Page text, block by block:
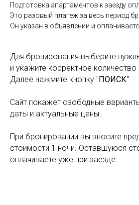
Подготовка апартаментов к заезду
Это разовый платеж за весь период
Он указан в объявлении и
Для бронирования выберите
и укажите корректное количество
Далее нажмите кнопку "ПОИСК".
Сайт покажет свободные
даты и актуальные цены.
При бронировании вы вносите
стоимости 1 ночи. Оставшуюся
оплачиваете уже при заезде.